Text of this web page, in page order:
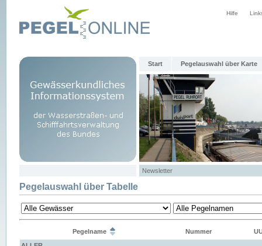
Hilfe
Start Pegelauswahl über Karte
Newsletter
Pegelauswahl über Tabelle
Pegelname Nummer